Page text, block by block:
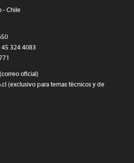
- Chile
324 4083
oficial)
(exclusivo para temas técnicos y de